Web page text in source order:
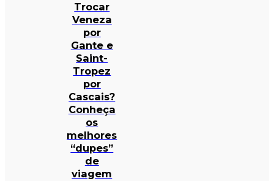
Trocar
Veneza
por
Gante e
Saint-
Tropez
por
Cascais?
Conheça
os
melhores
“dupes”
de
viagem